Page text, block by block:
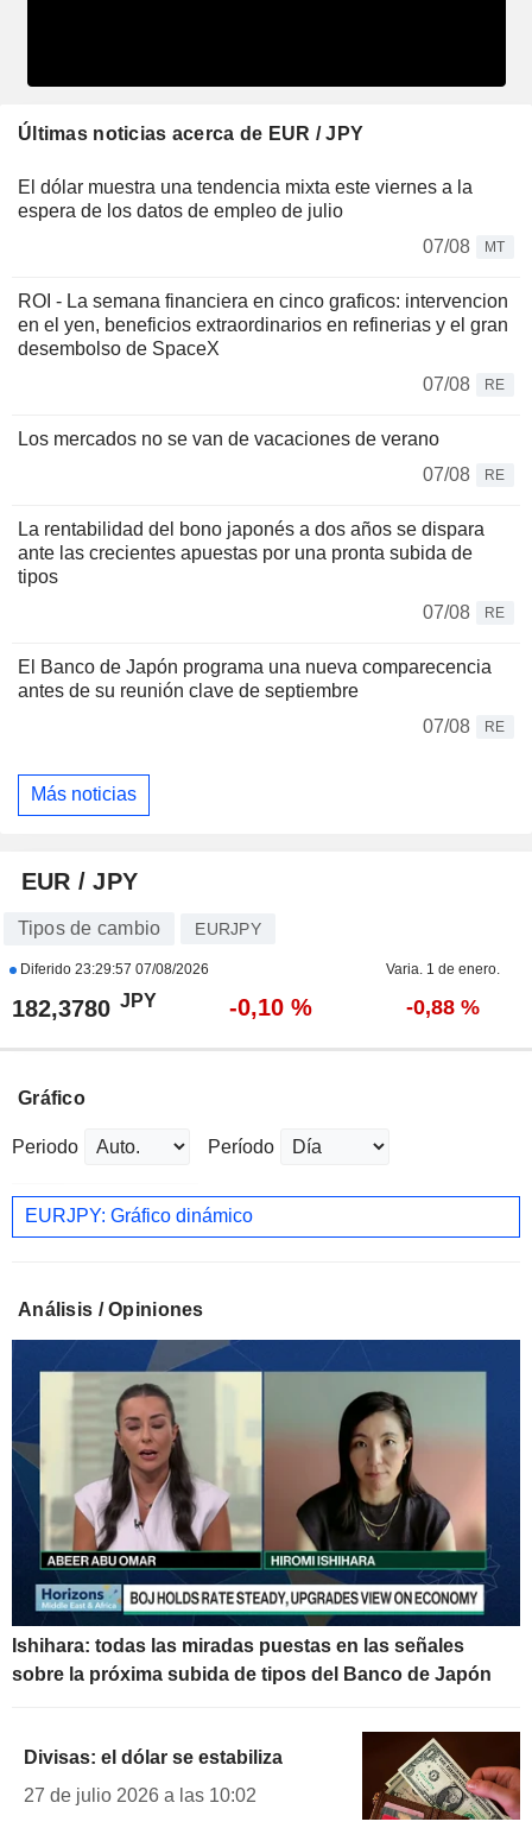
Últimas noticias acerca de EUR / JPY
El dólar muestra una tendencia mixta este viernes a la
espera de los datos de empleo de julio
07/08
MT
ROI - La semana financiera en cinco graficos: intervencion
en el yen, beneficios extraordinarios en refinerias y el gran
desembolso de SpaceX
07/08
RE
Los mercados no se van de vacaciones de verano
07/08
RE
La rentabilidad del bono japonés a dos años se dispara
ante las crecientes apuestas por una pronta subida de
tipos
07/08
RE
El Banco de Japón programa una nueva comparecencia
antes de su reunión clave de septiembre
07/08
RE
Más noticias
EUR / JPY
Tipos de cambio EURJPY
Diferido 23:29:57 07/08/2026 Varia. 1 de enero.
182,3780 JPY -0,10 % -0,88 %
Gráfico
Periodo Período
EURJPY: Gráfico dinámico
Análisis / Opiniones
Ishihara: todas las miradas puestas en las señales
sobre la próxima subida de tipos del Banco de Japón
Divisas: el dólar se estabiliza
27 de julio 2026 a las 10:02